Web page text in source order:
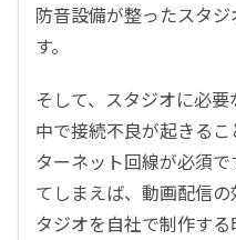
防音設備が整ったスタ
す。
そして、スタジオに必
中で接続不良が起きる
ターネット回線が必須
てしまえば、動画配信
タジオを自社で制作す